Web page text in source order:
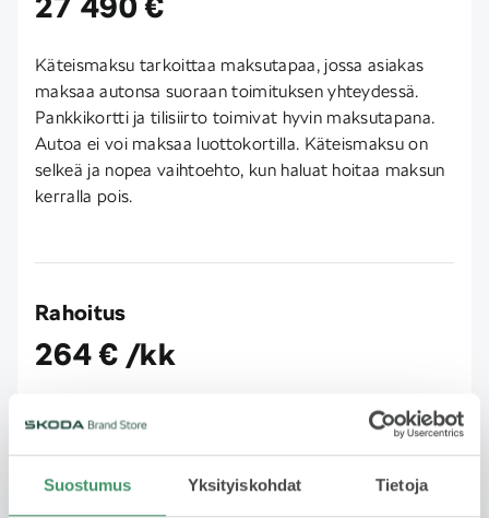
Suostumus Yksityiskohdat Tietoja
Käteismaksu tarkoittaa maksutapaa, jossa asiakas
maksaa autonsa suoraan toimituksen yhteydessä.
Pankkikortti ja tilisiirto toimivat hyvin maksutapana.
Autoa ei voi maksaa luottokortilla. Käteismaksu on
selkeä ja nopea vaihtoehto, kun haluat hoitaa maksun
kerralla pois.
Rahoitus
264 € /kk
Rahoituksella jaat kustannukset useaan erään ja
maksat auton sinulle sopivassa aikataulussa. Joustava
kerralla. Rahoituksen hakeminen on helppoa ja nopea